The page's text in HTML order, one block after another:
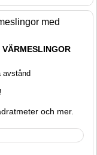
avstånd
och mer.